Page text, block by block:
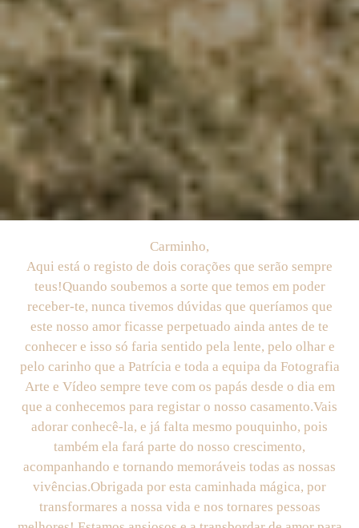
Carminho,
Aqui está o registo de dois corações que serão sempre
teus!Quando soubemos a sorte que temos em poder
receber-te, nunca tivemos dúvidas que queríamos que
este nosso amor ficasse perpetuado ainda antes de te
conhecer e isso só faria sentido pela lente, pelo olhar e
pelo carinho que a Patrícia e toda a equipa da Fotografia
Arte e Vídeo sempre teve com os papás desde o dia em
que a conhecemos para registar o nosso casamento.Vais
adorar conhecê-la, e já falta mesmo pouquinho, pois
também ela fará parte do nosso crescimento,
acompanhando e tornando memoráveis todas as nossas
vivências.Obrigada por esta caminhada mágica, por
transformares a nossa vida e nos tornares pessoas